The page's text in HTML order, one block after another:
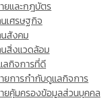
ยและกฎบัตร
เศรษฐกิจ
สังคม
สิ่งแวดล้อม
ลกิจการที่ดี
ยการกำกับดูแลกิจการ
ยคุ้มครองข้อมูลส่วนบุคคล